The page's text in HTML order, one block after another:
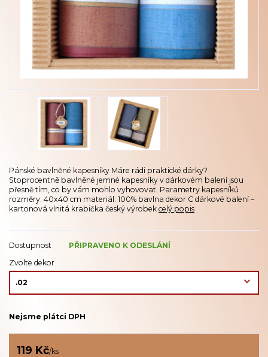
Pánské bavlněné kapesníky Máre rádi praktické dárky?
Stoprocentně bavlněné jemné kapesníky v dárkovém balení jsou
přesně tím, co by vám mohlo vyhovovat. Parametry kapesníků
rozměry: 40x40 cm materiál: 100% bavlna dekor C dárkové balení –
kartonová vlnitá krabička český výrobek celý popis
Dostupnost
PŘIPRAVENO K ODESLÁNÍ
Zvolte dekor
Nejsme plátci DPH
119 Kč/ks